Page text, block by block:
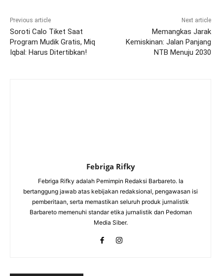
Previous article
Soroti Calo Tiket Saat
Program Mudik Gratis, Miq
Iqbal: Harus Ditertibkan!
Next article
Memangkas Jarak
Kemiskinan: Jalan Panjang
NTB Menuju 2030
Febriga Rifky
Febriga Rifky adalah Pemimpin Redaksi Barbareto. Ia
bertanggung jawab atas kebijakan redaksional, pengawasan isi
pemberitaan, serta memastikan seluruh produk jurnalistik
Barbareto memenuhi standar etika jurnalistik dan Pedoman
Media Siber.